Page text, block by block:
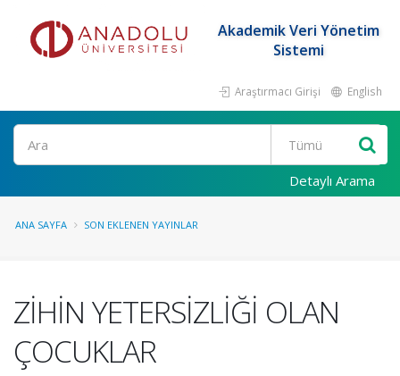
Akademik Veri Yönetim
Sistemi
Araştırmacı Girişi English
Ara
Detaylı Arama
ANA SAYFA SON EKLENEN YAYINLAR
ZİHİN YETERSİZLİĞİ OLAN
ÇOCUKLAR